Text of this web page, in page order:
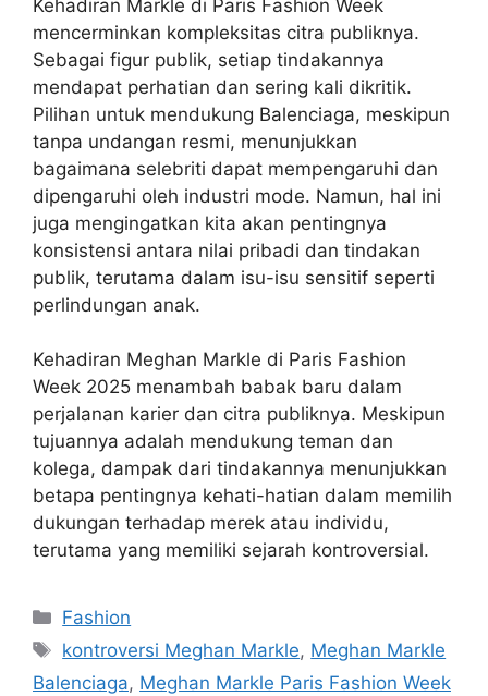
Kehadiran Markle di Paris Fashion Week
mencerminkan kompleksitas citra publiknya.
Sebagai figur publik, setiap tindakannya
mendapat perhatian dan sering kali dikritik.
Pilihan untuk mendukung Balenciaga, meskipun
tanpa undangan resmi, menunjukkan
bagaimana selebriti dapat mempengaruhi dan
dipengaruhi oleh industri mode. Namun, hal ini
juga mengingatkan kita akan pentingnya
konsistensi antara nilai pribadi dan tindakan
publik, terutama dalam isu-isu sensitif seperti
perlindungan anak.
Kehadiran Meghan Markle di Paris Fashion
Week 2025 menambah babak baru dalam
perjalanan karier dan citra publiknya. Meskipun
tujuannya adalah mendukung teman dan
kolega, dampak dari tindakannya menunjukkan
betapa pentingnya kehati-hatian dalam memilih
dukungan terhadap merek atau individu,
terutama yang memiliki sejarah kontroversial.
Categories
Fashion
Tags
kontroversi Meghan Markle, Meghan Markle
Balenciaga, Meghan Markle Paris Fashion Week